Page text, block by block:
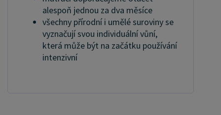
alespoň jednou za dva měsíce
všechny přírodní i umělé suroviny se
vyznačují svou individuální vůní,
která může být na začátku používání
intenzivní